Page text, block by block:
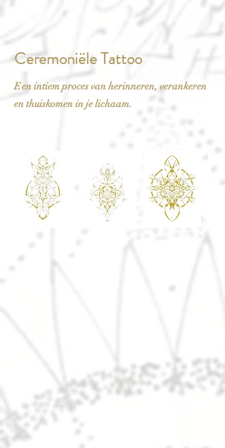
Ceremoniële Tattoo
Een intiem proces van herinneren, verankeren
en thuiskomen in je lichaam.